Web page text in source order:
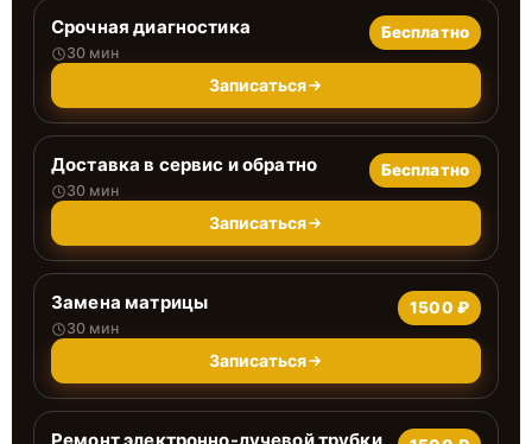
Срочная диагностика
30 мин
Бесплатно
Записаться
Доставка в сервис и обратно
30 мин
Бесплатно
Записаться
Замена матрицы
30 мин
1500 ₽
Записаться